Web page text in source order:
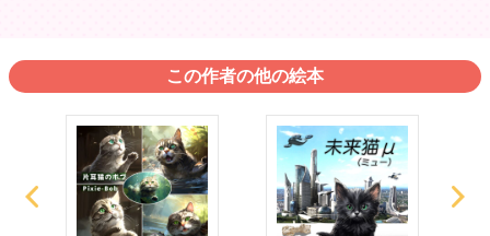
この作者の他の絵本